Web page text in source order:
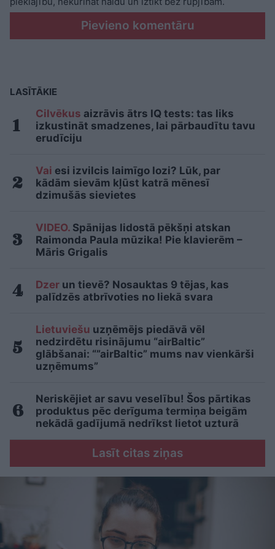
Pievieno komentāru
LASĪTĀKIE
Cilvēkus aizrāvis ātrs IQ tests: tas liks
izkustināt smadzenes, lai pārbaudītu tavu
erudīciju
Vai esi izvilcis laimīgo lozi? Lūk, par
kādām sievām kļūst katrā mēnesī
dzimušās sievietes
VIDEO. Spānijas lidostā pēkšņi atskan
Raimonda Paula mūzika! Pie klavierēm –
Māris Grigalis
Dzer un tievē? Nosauktas 9 tējas, kas
palīdzēs atbrīvoties no liekā svara
Lietuviešu uzņēmējs piedāvā vēl
nedzirdētu risinājumu “airBaltic”
glābšanai: “”airBaltic” mums nav vienkārši
uzņēmums”
Neriskējiet ar savu veselību! Šos pārtikas
produktus pēc derīguma termiņa beigām
nekādā gadījumā nedrīkst lietot uzturā
Lasīt citas ziņas